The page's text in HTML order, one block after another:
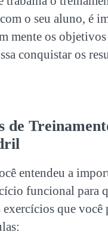
o seu aluno, é
mente os
conquistar os
de
entendeu a
funcional para
exercícios que você